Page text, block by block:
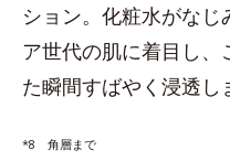
ション。化粧水がな
ア世代の肌に着目し
た瞬間すばやく浸透し
*8 角層まで